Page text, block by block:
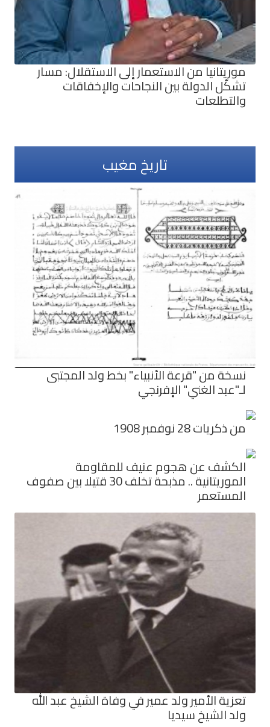
موريتانيا من الاستعمار إلى الاستقلال: مسار
تشكّل الدولة بين النجاحات والإخفاقات
والتطلعات
تاريخ مغيب
نسخة من "قرعة الأنبياء" بخط ولد المجتبى
لـ"عبد الغني" الإفرنجي
من ذكريات 28 نوفمبر 1908
الكشف عن هجوم عنيف للمقاومة
الموريتانية .. مذبحة تخلف 30 قتيلا بين صفوف
المستعمر
تعزية الأمير ولد عمير في وفاة الشيخ عبد الله
ولد الشيخ سيديا